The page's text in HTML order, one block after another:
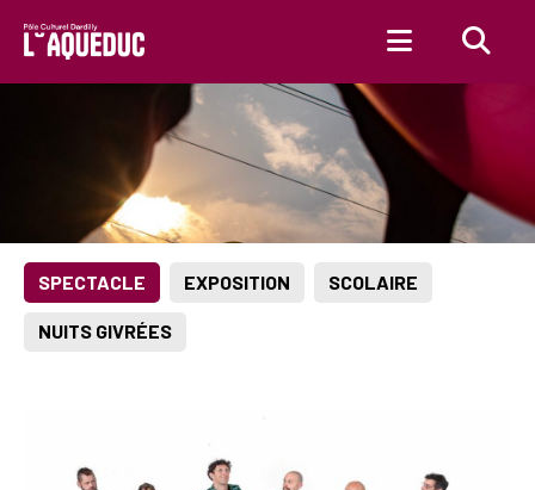
SPECTACLE EXPOSITION SCOLAIRE
NUITS GIVRÉES